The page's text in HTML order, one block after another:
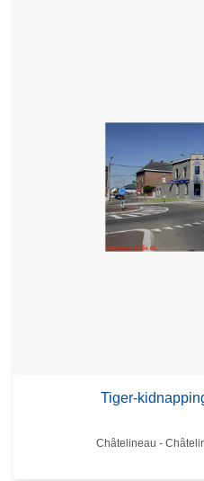
Tiger-
Standort
Châtelineau -